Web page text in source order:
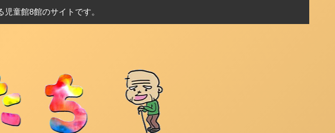
童館8館のサイトです。